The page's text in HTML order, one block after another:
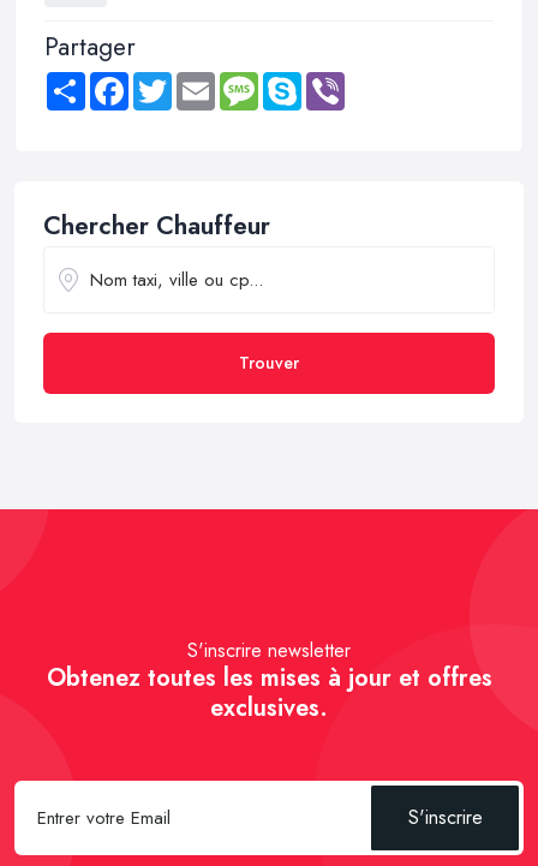
Partager
Share FacebookTwitter Email MessageSkype
Chercher Chauffeur
Trouver
S'inscrire newsletter
Obtenez toutes les mises à jour et offres
exclusives.
S'inscrire